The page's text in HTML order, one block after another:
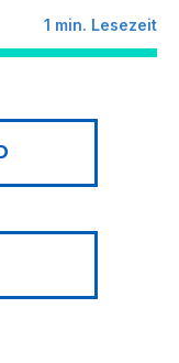
1 min. Lesezeit